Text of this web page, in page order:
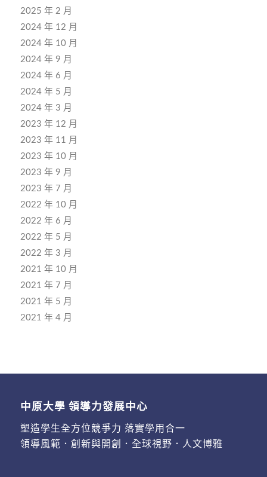
2025 年 2 月
2024 年 12 月
2024 年 10 月
2024 年 9 月
2024 年 6 月
2024 年 5 月
2024 年 3 月
2023 年 12 月
2023 年 11 月
2023 年 10 月
2023 年 9 月
2023 年 7 月
2022 年 10 月
2022 年 6 月
2022 年 5 月
2022 年 3 月
2021 年 10 月
2021 年 7 月
2021 年 5 月
2021 年 4 月
中原大學 領導力發展中心
塑造學生全方位競爭力 落實學用合一
領導風範．創新與開創．全球視野．人文博雅